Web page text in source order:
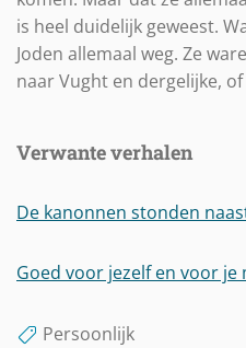
is heel duidelijk geweest.
Joden allemaal weg. Ze
naar Vught en dergelijke,
Verwante verhalen
De kanonnen stonden
Goed voor jezelf en voor je
Persoonlijk